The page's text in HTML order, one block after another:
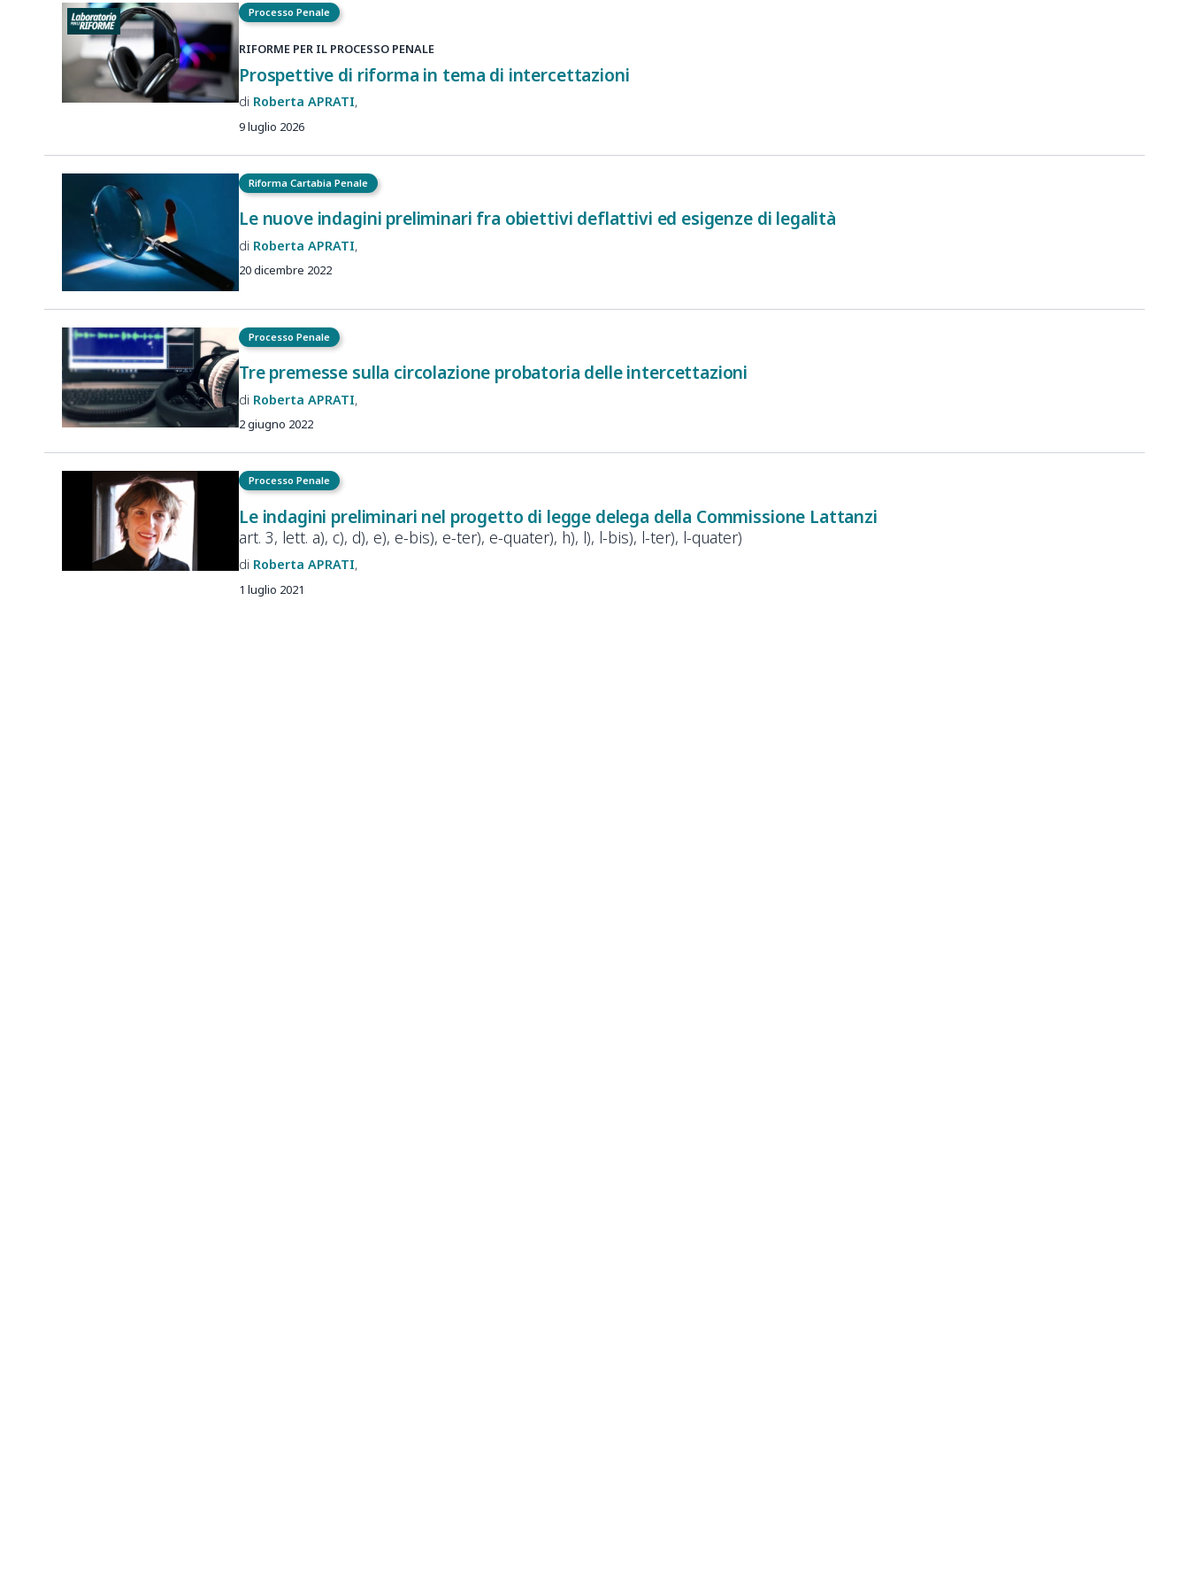
Processo Penale
RIFORME PER IL PROCESSO PENALE
Prospettive di riforma in tema di intercettazioni
Roberta APRATI
9 luglio 2026
Riforma Cartabia Penale
Le nuove indagini preliminari fra obiettivi deflattivi ed esigenze di legalità
Roberta APRATI
20 dicembre 2022
Processo Penale
Tre premesse sulla circolazione probatoria delle intercettazioni
Roberta APRATI
2 giugno 2022
Processo Penale
Le indagini preliminari nel progetto di legge delega della Commissione Lattanzi
art. 3, lett. a), c), d), e), e-bis), e-ter), e-quater), h), l), l-bis), l-ter), l-quater)
Roberta APRATI
1 luglio 2021